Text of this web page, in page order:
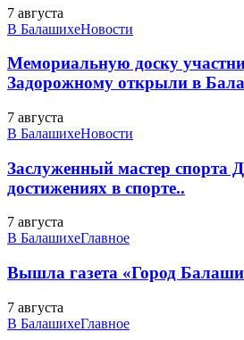
7 августа
В БалашихеНовости
Мемориальную доску
Задорожному открыли в
7 августа
В БалашихеНовости
Заслуженный мастер спорта
достижениях в спорте..
7 августа
В БалашихеГлавное
Вышла газета «Город
7 августа
В БалашихеГлавное